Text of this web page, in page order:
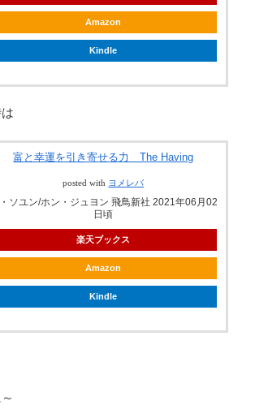
Amazon
Kindle
富と幸運を引き寄せる力 The Having
posted with ヨメレバ
ソユン/ホン・ジュヨン 飛鳥新社 2021年06月02
日頃
楽天ブックス
Amazon
Kindle